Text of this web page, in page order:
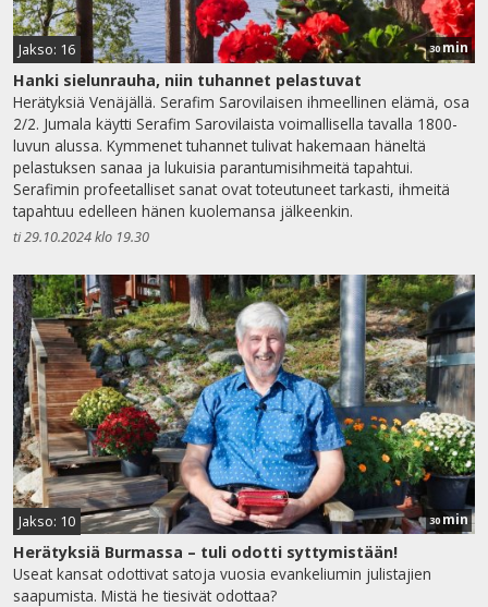
Jakso: 16 30min
Hanki sielunrauha, niin tuhannet pelastuvat
Herätyksiä Venäjällä. Serafim Sarovilaisen ihmeellinen elämä, osa
2/2. Jumala käytti Serafim Sarovilaista voimallisella tavalla 1800-
luvun alussa. Kymmenet tuhannet tulivat hakemaan häneltä
pelastuksen sanaa ja lukuisia parantumisihmeitä tapahtui.
Serafimin profeetalliset sanat ovat toteutuneet tarkasti, ihmeitä
tapahtuu edelleen hänen kuolemansa jälkeenkin.
ti 29.10.2024 klo 19.30
Jakso: 10 30min
Herätyksiä Burmassa – tuli odotti syttymistään!
Useat kansat odottivat satoja vuosia evankeliumin julistajien
saapumista. Mistä he tiesivät odottaa?